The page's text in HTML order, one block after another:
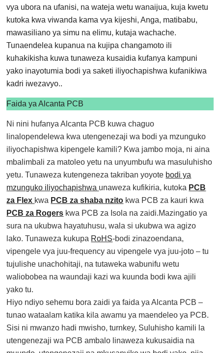
vya ubora na ufanisi, na wateja wetu wanaijua, kuja kwetu
kutoka kwa viwanda kama vya kijeshi, Anga, matibabu,
mawasiliano ya simu na elimu, kutaja wachache.
Tunaendelea kupanua na kujipa changamoto ili
kuhakikisha kuwa tunaweza kusaidia kufanya kampuni
yako inayotumia bodi ya saketi iliyochapishwa kufanikiwa
kadri iwezavyo..
Faida ya Alcanta PCB
Ni nini hufanya Alcanta PCB kuwa chaguo
linalopendelewa kwa utengenezaji wa bodi ya mzunguko
iliyochapishwa kipengele kamili? Kwa jambo moja, ni aina
mbalimbali za matoleo yetu na unyumbufu wa masuluhisho
yetu. Tunaweza kutengeneza takriban yoyote bodi ya
mzunguko iliyochapishwa unaweza kufikiria, kutoka PCB
za Flex kwa PCB za shaba nzito kwa PCB za kauri kwa
PCB za Rogers kwa PCB za Isola na zaidi.Mazingatio ya
sura na ukubwa hayatuhusu, wala si ukubwa wa agizo
lako. Tunaweza kukupa RoHS-bodi zinazoendana,
vipengele vya juu-frequency au vipengele vya juu-joto – tu
tujulishe unachohitaji, na tutaweka wabunifu wetu
waliobobea na waundaji kazi wa kuunda bodi kwa ajili
yako tu.
Hiyo ndiyo sehemu bora zaidi ya faida ya Alcanta PCB –
tunao wataalam katika kila awamu ya maendeleo ya PCB.
Sisi ni mwanzo hadi mwisho, turnkey, Suluhisho kamili la
utengenezaji wa PCB ambalo linaweza kukusaidia na